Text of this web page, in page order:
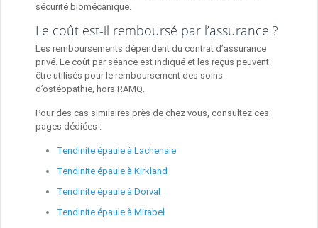
sécurité biomécanique.
Le coût est-il remboursé par l’assurance ?
Les remboursements dépendent du contrat d’assurance
privé. Le coût par séance est indiqué et les reçus peuvent
être utilisés pour le remboursement des soins
d’ostéopathie, hors RAMQ.
Pour des cas similaires près de chez vous, consultez ces
pages dédiées :
Tendinite épaule à Lachenaie
Tendinite épaule à Kirkland
Tendinite épaule à Dorval
Tendinite épaule à Mirabel